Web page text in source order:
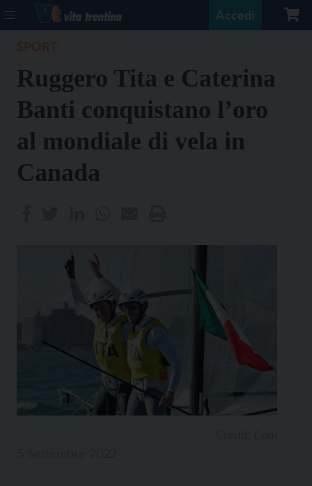
Accedi
Ruggero Tita e Caterina
Banti conquistano l’oro
al mondiale di vela in
Canada